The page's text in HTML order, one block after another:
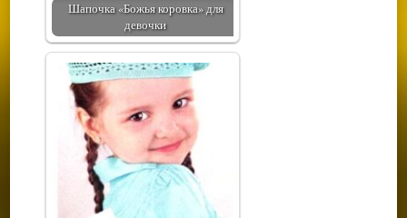
Шапочка «Божья коровка» для
девочки